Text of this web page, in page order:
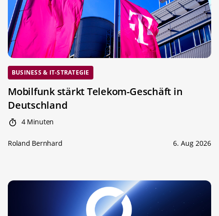
BUSINESS & IT-STRATEGIE
Mobilfunk stärkt Telekom-Geschäft in
Deutschland
4 Minuten
Roland Bernhard 6. Aug 2026